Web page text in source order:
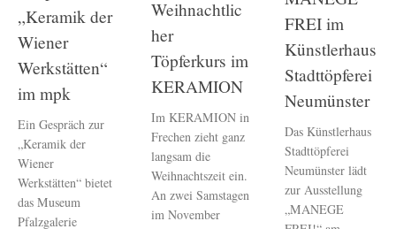
„Keramik der
Wiener
Werkstätten“
im mpk
Ein Gespräch zur
„Keramik der
Wiener
Werkstätten“ bietet
das Museum
Pfalzgalerie
Weihnachtlic
her
Töpferkurs im
KERAMION
Im KERAMION in
Frechen zieht ganz
langsam die
Weihnachtszeit ein.
An zwei Samstagen
im November
FREI im
Künstlerhaus
Stadttöpferei
Neumünster
Das Künstlerhaus
Stadttöpferei
Neumünster lädt
zur Ausstellung
„MANEGE